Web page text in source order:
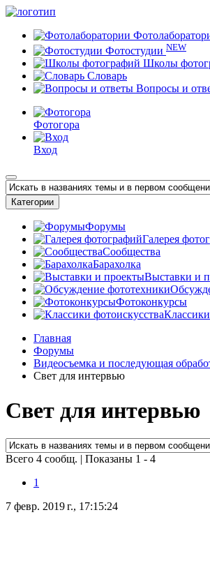
Фотостудии NEW
Школы
Словарь
Вопросы и
Фотогора
Вход
Категории
Форумы
Галерея
Сообщества
Барахолка
Выставки и
Фотоконкурсы
Главная
Форумы
Видеосъемка и последующая
Свет для интервью
Свет для интервью
Всего 4 сообщ. | Показаны 1 - 4
1
7 февр. 2019 г., 17:15:24